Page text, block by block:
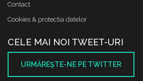
Contact
Cookies & protectia datelor
CELE MAI NOI TWEET-URI
URMĂREŞTE-NE PE TWITTER